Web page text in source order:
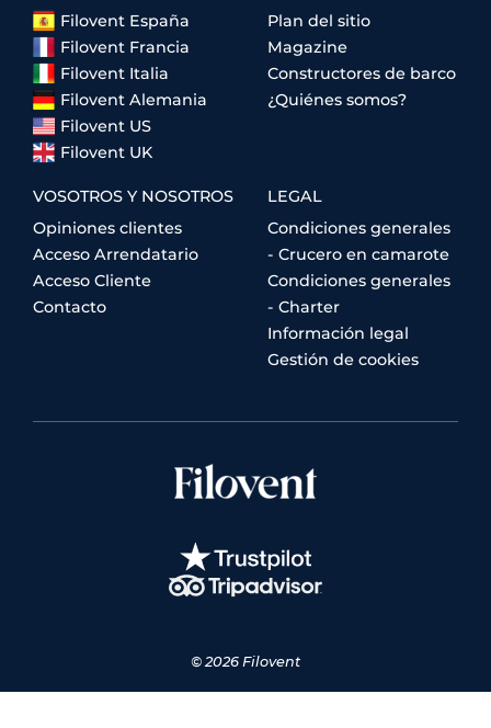
Filovent España
Filovent Francia
Filovent Italia
Filovent Alemania
Filovent US
Filovent UK
Plan del sitio
Magazine
Constructores de barco
¿Quiénes somos?
VOSOTROS Y NOSOTROS
Opiniones clientes
Acceso Arrendatario
Acceso Cliente
Contacto
LEGAL
Condiciones generales
- Crucero en camarote
Condiciones generales
- Charter
Información legal
Gestión de cookies
© 2026 Filovent